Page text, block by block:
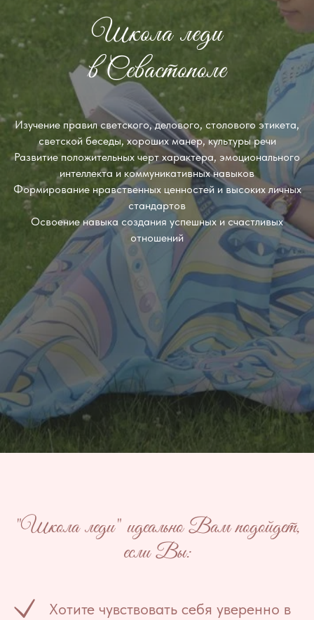
Школа леди
в Севастополе
Изучение правил светского, делового, столового этикета,
светской беседы, хороших манер, культуры речи
Развитие положительных черт характера, эмоционального
интеллекта и коммуникативных навыков
Формирование нравственных ценностей и высоких личных
стандартов
Освоение навыка создания успешных и счастливых
отношений
"Школа леди" идеально Вам подойдет,
если Вы:
Хотите чувствовать себя уверенно в